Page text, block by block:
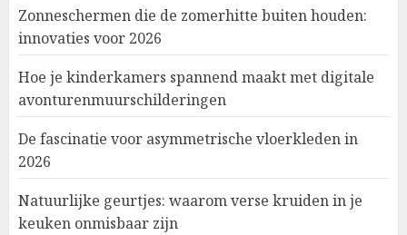
Zonneschermen die de zomerhitte buiten houden:
innovaties voor 2026
Hoe je kinderkamers spannend maakt met digitale
avonturenmuurschilderingen
De fascinatie voor asymmetrische vloerkleden in
2026
Natuurlijke geurtjes: waarom verse kruiden in je
keuken onmisbaar zijn